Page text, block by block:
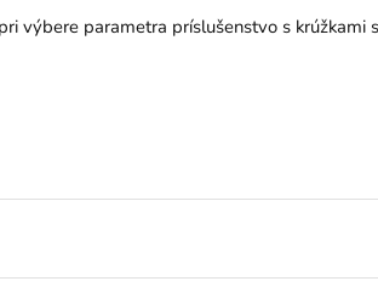
výbere parametra príslušenstvo s krúžkami